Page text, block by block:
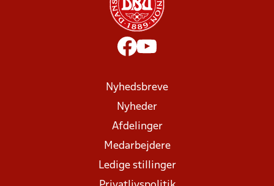
Nyhedsbreve
Nyheder
Afdelinger
Medarbejdere
Ledige stillinger